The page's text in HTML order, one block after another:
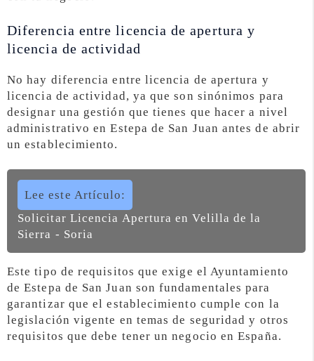
Diferencia entre licencia de apertura y
licencia de actividad
No hay diferencia entre licencia de apertura y
licencia de actividad, ya que son sinónimos para
designar una gestión que tienes que hacer a nivel
administrativo en Estepa de San Juan antes de abrir
un establecimiento.
Lee este Artículo:
Solicitar Licencia Apertura en Velilla de la
Sierra - Soria
Este tipo de requisitos que exige el Ayuntamiento
de Estepa de San Juan son fundamentales para
garantizar que el establecimiento cumple con la
legislación vigente en temas de seguridad y otros
requisitos que debe tener un negocio en España.